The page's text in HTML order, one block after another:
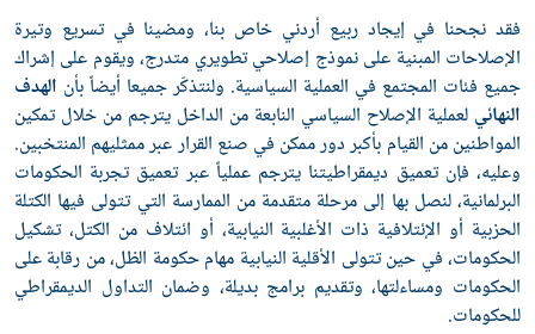
فقد نجحنا في إيجاد ربيع أردني خاص بنا، ومضينا في تسريع وتيرة
الإصلاحات المبنية على نموذج إصلاحي تطويري متدرج، ويقوم على إشراك
جميع فئات المجتمع في العملية السياسية. ولنتذكّر جميعا أيضاً بأن الهدف
النهائي لعملية الإصلاح السياسي النابعة من الداخل يترجم من خلال تمكين
المواطنين من القيام بأكبر دور ممكن في صنع القرار عبر ممثليهم المنتخبين.
وعليه، فإن تعميق ديمقراطيتنا يترجم عملياً عبر تعميق تجربة الحكومات
البرلمانية، لنصل بها إلى مرحلة متقدمة من الممارسة التي تتولى فيها الكتلة
الحزبية أو الإئتلافية ذات الأغلبية النيابية، أو ائتلاف من الكتل، تشكيل
الحكومات، في حين تتولى الأقلية النيابية مهام حكومة الظل، من رقابة على
الحكومات ومساءلتها، وتقديم برامج بديلة، وضمان التداول الديمقراطي
للحكومات.